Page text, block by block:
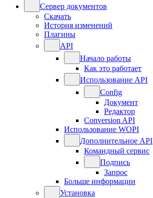
Сервер документов
Скачать
История изменений
Плагины
API
Начало работы
Как это работает
Использование API
Config
Документ
Редактор
Conversion API
Использование WOPI
Дополнительное API
Командный сервис
Подпись
Запрос
Больше информации
Установка